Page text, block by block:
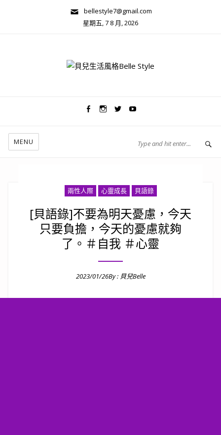
bellestyle7@gmail.com
星期五, 7 8 月, 2026
MENU
兩性人際 心靈成長 貝語錄
[貝語錄]不要為明天憂慮，今天
只要負擔，今天的憂慮就夠
了。＃自我 ＃心靈
2023/01/26By : 貝兒Belle